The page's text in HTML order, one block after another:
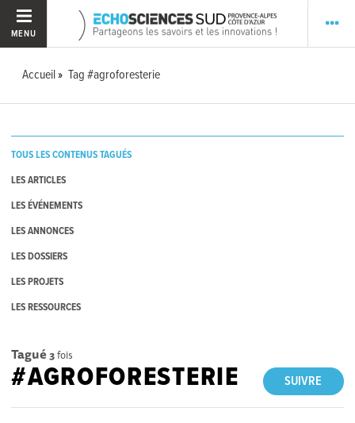
MENU
Accueil Tag #agroforesterie
TOUS LES CONTENUS TAGUÉS
LES ARTICLES
LES ÉVÉNEMENTS
LES ANNONCES
LES DOSSIERS
LES PROJETS
LES RESSOURCES
Tagué 3fois
SUIVRE
#AGROFORESTERIE